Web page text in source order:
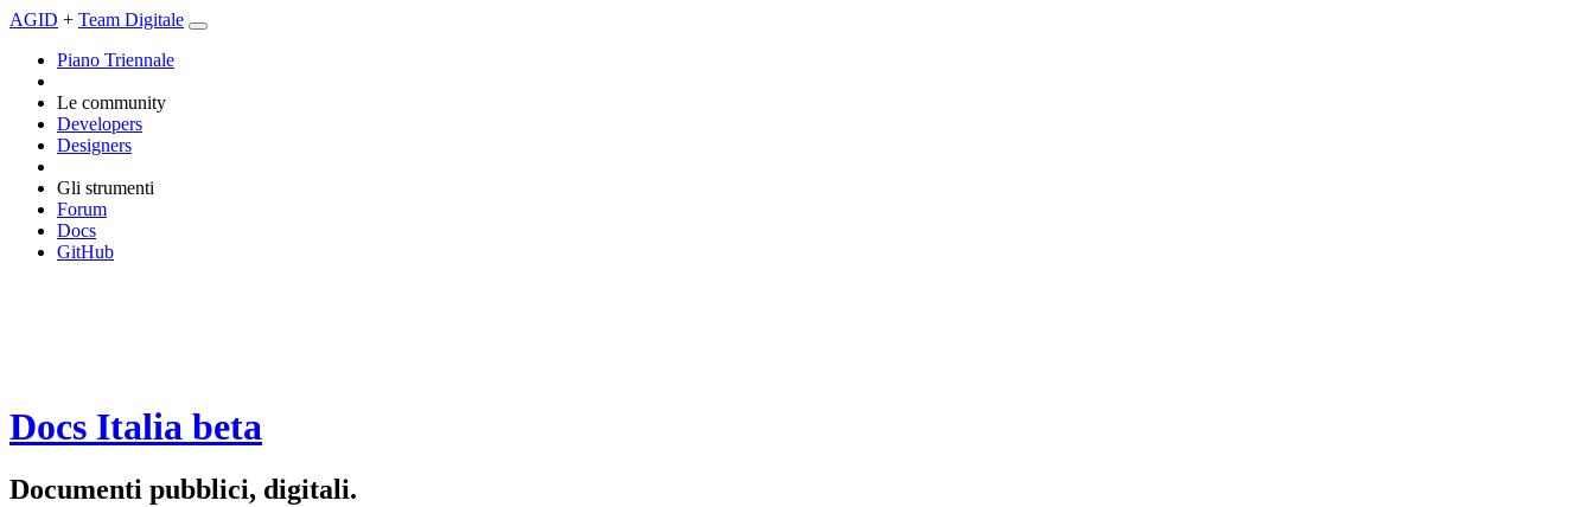
AGID + Team Digitale
Piano Triennale
Le community
Developers
Designers
Gli strumenti
Forum
Docs
GitHub
Docs Italia beta
Documenti pubblici, digitali.